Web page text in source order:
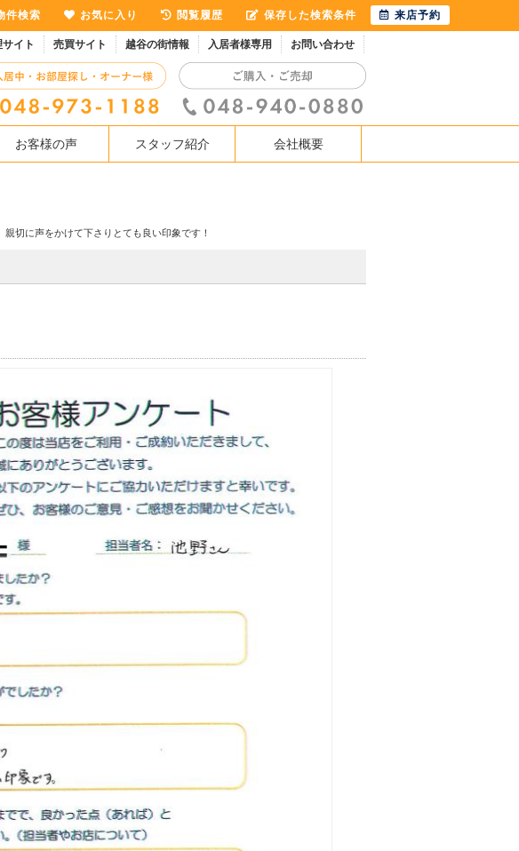
イト 売買サイト 越谷の街情報 入居者様専用 お問い合わせ
お客様の声 スタッフ紹介 会社概要
親切に声をかけて下さりとても良い印象です！
件検索 お気に入り 閲覧履歴 保存した検索条件 来店予約